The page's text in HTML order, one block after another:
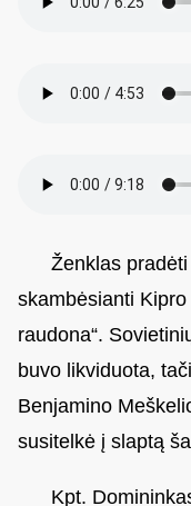
Ženklas
skambėsianti
raudona“.
buvo likviduota,
Benjamino
susitelkė į slaptą
Kpt.